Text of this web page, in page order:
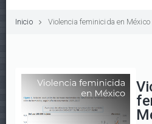
Inicio Violencia feminicida en México